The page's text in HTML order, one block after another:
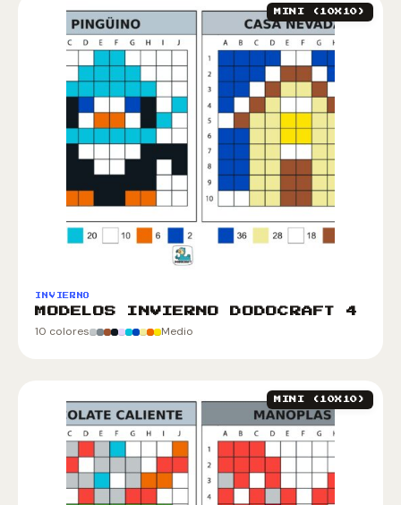
MINI (10X10)
INVIERNO
MODELOS INVIERNO DODOCRAFT 4
10 colores Medio
MINI (10X10)